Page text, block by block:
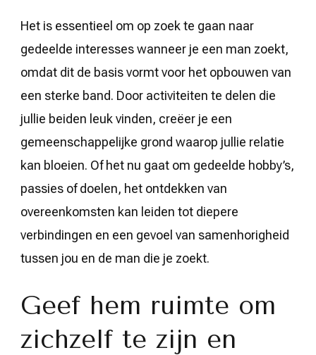
Het is essentieel om op zoek te gaan naar
gedeelde interesses wanneer je een man zoekt,
omdat dit de basis vormt voor het opbouwen van
een sterke band. Door activiteiten te delen die
jullie beiden leuk vinden, creëer je een
gemeenschappelijke grond waarop jullie relatie
kan bloeien. Of het nu gaat om gedeelde hobby’s,
passies of doelen, het ontdekken van
overeenkomsten kan leiden tot diepere
verbindingen en een gevoel van samenhorigheid
tussen jou en de man die je zoekt.
Geef hem ruimte om
zichzelf te zijn en